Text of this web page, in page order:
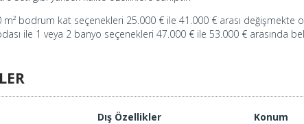
m² bodrum kat seçenekleri 25.000 € ile 41.000 € arası
ile 1 veya 2 banyo seçenekleri 47.000 € ile 53.000 € arasında
Dış Özellikler
Konum